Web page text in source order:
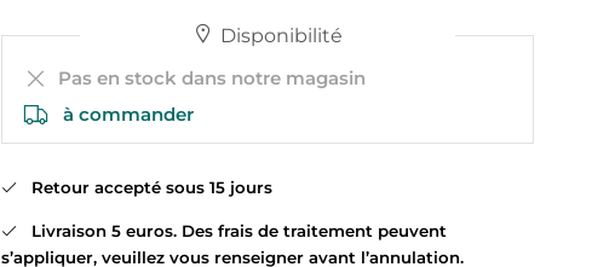
Disponibilité
Pas en stock dans notre magasin
à commander
Retour accepté sous 15 jours
Livraison 5 euros. Des frais de traitement peuvent
s’appliquer, veuillez vous renseigner avant l’annulation.